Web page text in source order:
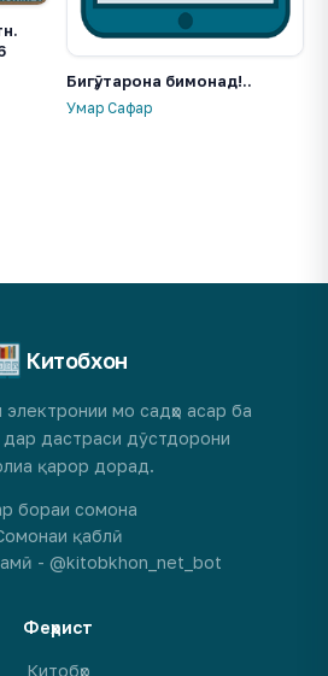
Бигӯ, тарона бимонад!..
Умар Сафар
Китобхон
мо садҳо асар ба
дар дастраси дӯстдорони
қарор дорад.
бораи сомона
қаблӣ
- @kitobkhon_net_bot
Феҳрист
Китобҳо